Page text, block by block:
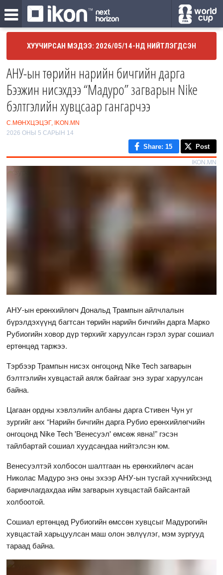
ХУУЧИРСАН МЭДЭЭ: 2026/05/14-НД НИЙТЛЭГДСЭН
АНУ-ын төрийн нарийн бичгийн дарга
Бээжин нисэхдээ “Мадуро” загварын Nike
бэлтгэлийн хувцсаар гангарчээ
С.МӨНХЦЭЦЭГ, IKON.MN
2026 ОНЫ 5 САРЫН 14
Share: 15 Post
IKON.MN
АНУ-ын ерөнхийлөгч Дональд Трампын айлчлалын
бүрэлдэхүүнд багтсан төрийн нарийн бичгийн дарга Марко
Рубиогийн ховор дүр төрхийг харуулсан гэрэл зураг сошиал
ертөнцөд таржээ.
Тэрбээр Трампын нисэх онгоцонд Nike Tech загварын
бэлтгэлийн хувцастай аялж байгааг энэ зураг харуулсан
байна.
Цагаан ордны хэвлэлийн албаны дарга Стивен Чун уг
зургийг анх “Нарийн бичгийн дарга Рубио ерөнхийлөгчийн
онгоцонд Nike Tech 'Венесуэл' өмсөж явна!” гэсэн
тайлбартай сошиал хуудсандаа нийтэлсэн юм.
Венесуэлтэй холбосон шалтгаан нь ерөнхийлөгч асан
Николас Мадуро энэ оны эхээр АНУ-ын тусгай хүчнийхэнд
баривчлагдахдаа ийм загварын хувцастай байсантай
холбоотой.
Сошиал ертөнцөд Рубиогийн өмссөн хувцсыг Мадурогийн
хувцастай харьцуулсан маш олон эвлүүлэг, мэм зургууд
тараад байна.